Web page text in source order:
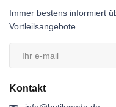
Immer bestens informiert
Vortleilsangebote.
Kontakt